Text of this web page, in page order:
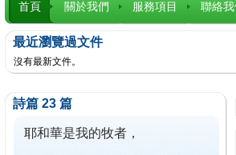
首頁 關於我們 服務項目 聯絡我
最近瀏覽過文件
沒有最新文件。
詩篇 23 篇
耶和華是我的牧者，
迄今已篩檢出1700位乳癌患者,提醒您定